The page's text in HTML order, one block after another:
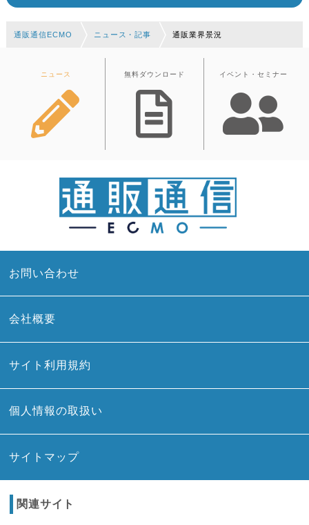
通販通信ECMO ニュース・記事 通販業界景況
ニュース 無料ダウンロード イベント・セミナー
お問い合わせ
会社概要
サイト利用規約
個人情報の取扱い
サイトマップ
関連サイト